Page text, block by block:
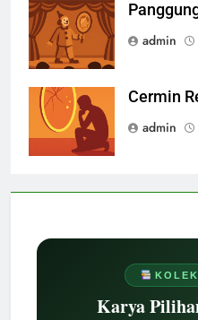
Karya
admin
Cermin
admin